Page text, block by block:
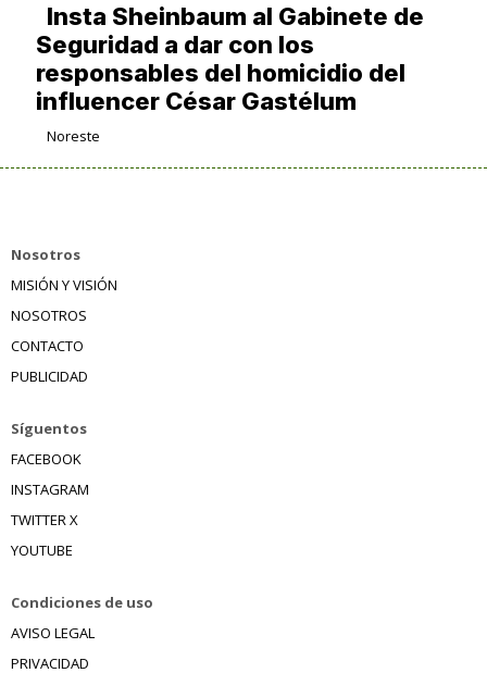
Insta Sheinbaum al Gabinete de
Seguridad a dar con los
responsables del homicidio del
influencer César Gastélum
Noreste
Nosotros
MISIÓN Y VISIÓN
NOSOTROS
CONTACTO
PUBLICIDAD
Síguentos
FACEBOOK
INSTAGRAM
TWITTER X
YOUTUBE
Condiciones de uso
AVISO LEGAL
PRIVACIDAD